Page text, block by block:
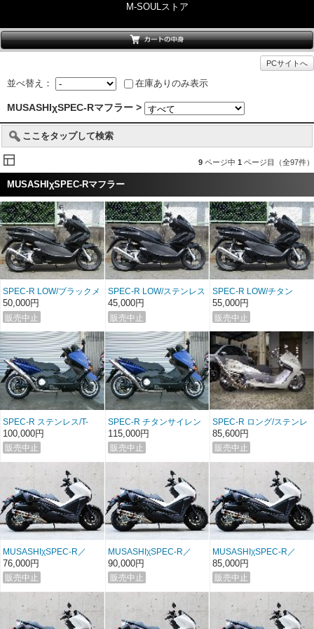
M-SOULストア
PCサイトへ
並べ替え： 在庫ありのみ表示
MUSASHIχSPEC-Rマフラー >
ここをタップして検索
9 ページ中 1 ページ目（全97件）
MUSASHIχSPEC-Rマフラー
SPEC-R LOW/ブラックメ
タル PCX
50,000円
SPEC-R LOW/ステンレス
PCX
45,000円
SPEC-R LOW/チタン
PCX
55,000円
SPEC-R ステンレス/T-
MAX’01〜03/04〜07
100,000円
SPEC-R チタンサイレン
サータイプ/T-MAX’01〜
03/04〜07
115,000円
SPEC-R ロング/ステンレ
ス G-MAJE400
85,600円
MUSASHIχSPEC-R／
LOW FAZE ステンレス
76,000円
MUSASHIχSPEC-R／
LOW FAZE チタン
90,000円
MUSASHIχSPEC-R／
LOW FAZE ブラックメタ
ル
85,000円